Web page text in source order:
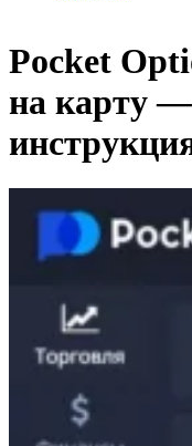
mobile
menu
mobile
menu
Pocket
на карту